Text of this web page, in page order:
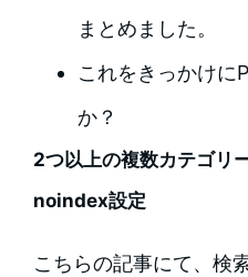
まとめました。
これをきっかけに
か？
2つ以上の複数カテゴリ
noindex設定
こちらの記事にて、検